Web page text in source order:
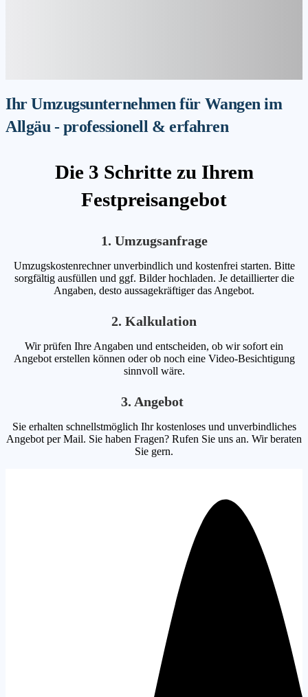
Ihr Umzugsunternehmen für Wangen im
Allgäu - professionell & erfahren
Die 3 Schritte zu Ihrem
Festpreisangebot
1. Umzugsanfrage
Umzugskostenrechner unverbindlich und kostenfrei starten. Bitte
sorgfältig ausfüllen und ggf. Bilder hochladen. Je detaillierter die
Angaben, desto aussagekräftiger das Angebot.
2. Kalkulation
Wir prüfen Ihre Angaben und entscheiden, ob wir sofort ein
Angebot erstellen können oder ob noch eine Video-Besichtigung
sinnvoll wäre.
3. Angebot
Sie erhalten schnellstmöglich Ihr kostenloses und unverbindliches
Angebot per Mail. Sie haben Fragen? Rufen Sie uns an. Wir beraten
Sie gern.